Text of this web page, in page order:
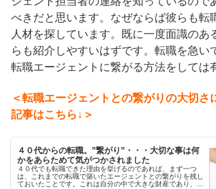
べきだと思います。なぜならば彼らも転
人材を探しています。既に一度面識のあ
らも紹介しやすいはずです。転職を急い
転職エージェントに繋がる方法をしては
＜転職エージェントとの繋がりの大切さ
記事はこちら↓＞
４０代からの転職。”繋がり”・・・大切な事は何
かをあらためて気がつかされました
４０代でも転職できた理由を挙げるのであれば、まず一つ
は、これまでの転職で築いたエージェントとの繋がりを残し
ておいたことです。これは自分の中で大きな財産であり、大